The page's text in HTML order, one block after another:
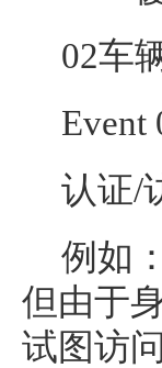
02车
Event
认证/
例如
但由于
试图访